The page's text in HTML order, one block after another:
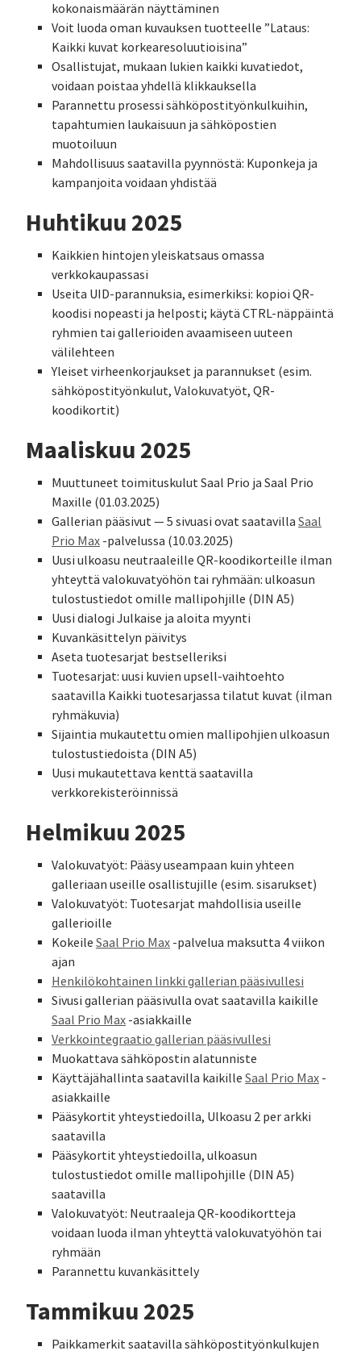
kokonaismäärän näyttäminen
Voit luoda oman kuvauksen tuotteelle ”Lataus:
Kaikki kuvat korkearesoluutioisina”
Osallistujat, mukaan lukien kaikki kuvatiedot,
voidaan poistaa yhdellä klikkauksella
Parannettu prosessi sähköpostityönkulkuihin,
tapahtumien laukaisuun ja sähköpostien
muotoiluun
Mahdollisuus saatavilla pyynnöstä: Kuponkeja ja
kampanjoita voidaan yhdistää
Huhtikuu 2025
Kaikkien hintojen yleiskatsaus omassa
verkkokaupassasi
Useita UID-parannuksia, esimerkiksi: kopioi QR-
koodisi nopeasti ja helposti; käytä CTRL-näppäintä
ryhmien tai gallerioiden avaamiseen uuteen
välilehteen
Yleiset virheenkorjaukset ja parannukset (esim.
sähköpostityönkulut, Valokuvatyöt, QR-
koodikortit)
Maaliskuu 2025
Muuttuneet toimituskulut Saal Prio ja Saal Prio
Maxille (01.03.2025)
Gallerian pääsivut — 5 sivuasi ovat saatavilla Saal
Prio Max -palvelussa (10.03.2025)
Uusi ulkoasu neutraaleille QR-koodikorteille ilman
yhteyttä valokuvatyöhön tai ryhmään: ulkoasun
tulostustiedot omille mallipohjille (DIN A5)
Uusi dialogi Julkaise ja aloita myynti
Kuvankäsittelyn päivitys
Aseta tuotesarjat bestselleriksi
Tuotesarjat: uusi kuvien upsell-vaihtoehto
saatavilla Kaikki tuotesarjassa tilatut kuvat (ilman
ryhmäkuvia)
Sijaintia mukautettu omien mallipohjien ulkoasun
tulostustiedoista (DIN A5)
Uusi mukautettava kenttä saatavilla
verkkorekisteröinnissä
Helmikuu 2025
Valokuvatyöt: Pääsy useampaan kuin yhteen
galleriaan useille osallistujille (esim. sisarukset)
Valokuvatyöt: Tuotesarjat mahdollisia useille
gallerioille
Kokeile Saal Prio Max -palvelua maksutta 4 viikon
ajan
Henkilökohtainen linkki gallerian pääsivullesi
Sivusi gallerian pääsivulla ovat saatavilla kaikille
Saal Prio Max -asiakkaille
Verkkointegraatio gallerian pääsivullesi
Muokattava sähköpostin alatunniste
Käyttäjähallinta saatavilla kaikille Saal Prio Max -
asiakkaille
Pääsykortit yhteystiedoilla, Ulkoasu 2 per arkki
saatavilla
Pääsykortit yhteystiedoilla, ulkoasun
tulostustiedot omille mallipohjille (DIN A5)
saatavilla
Valokuvatyöt: Neutraaleja QR-koodikortteja
voidaan luoda ilman yhteyttä valokuvatyöhön tai
ryhmään
Parannettu kuvankäsittely
Tammikuu 2025
Paikkamerkit saatavilla sähköpostityönkulkujen